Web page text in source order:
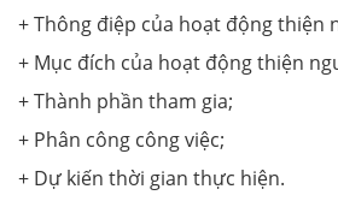
+ Thông điệp của hoạt động thiện
+ Mục đích của hoạt động thiện
+ Thành phần tham gia;
+ Phân công công việc;
+ Dự kiến thời gian thực hiện.